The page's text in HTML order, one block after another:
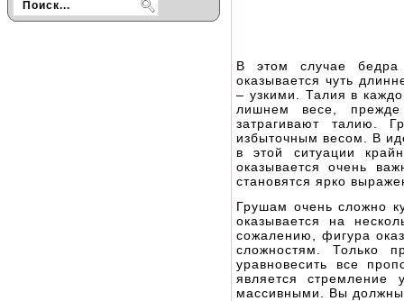
В этом случае бедра
оказывается чуть
– узкими. Талия в
лишнем весе,
затрагивают талию.
избыточным весом. В
в этой ситуации
оказывается очень
становятся ярко
Грушам очень сложно
оказывается на
сожалению, фигура
сложностям. Только
уравновесить все
является стремление
массивными. Вы должны